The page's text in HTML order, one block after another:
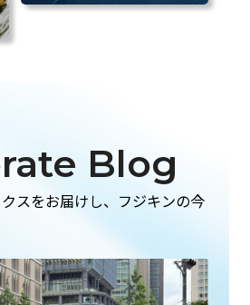
Blog
スをお届けし、フジキンの今